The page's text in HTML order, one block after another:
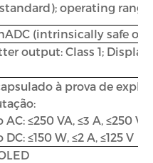
operating range:
(intrinsically safe
output: Class 1; Display:
à prova de
≤250 VA, ≤3 A, ≤250 V ;
≤150 W, ≤2 A, ≤125 V